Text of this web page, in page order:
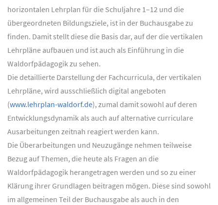
horizontalen Lehrplan für die Schuljahre 1–12 und die
übergeordneten Bildungsziele, ist in der Buchausgabe zu
finden. Damit stellt diese die Basis dar, auf der die vertikalen
Lehrpläne aufbauen und ist auch als Einführung in die
Waldorfpädagogik zu sehen.
Die detaillierte Darstellung der Fachcurricula, der vertikalen
Lehrpläne, wird ausschließlich digital angeboten
(www.lehrplan-waldorf.de), zumal damit sowohl auf deren
Entwicklungsdynamik als auch auf alternative curriculare
Ausarbeitungen zeitnah reagiert werden kann.
Die Überarbeitungen und Neuzugänge nehmen teilweise
Bezug auf Themen, die heute als Fragen an die
Waldorfpädagogik herangetragen werden und so zu einer
Klärung ihrer Grundlagen beitragen mögen. Diese sind sowohl
im allgemeinen Teil der Buchausgabe als auch in den